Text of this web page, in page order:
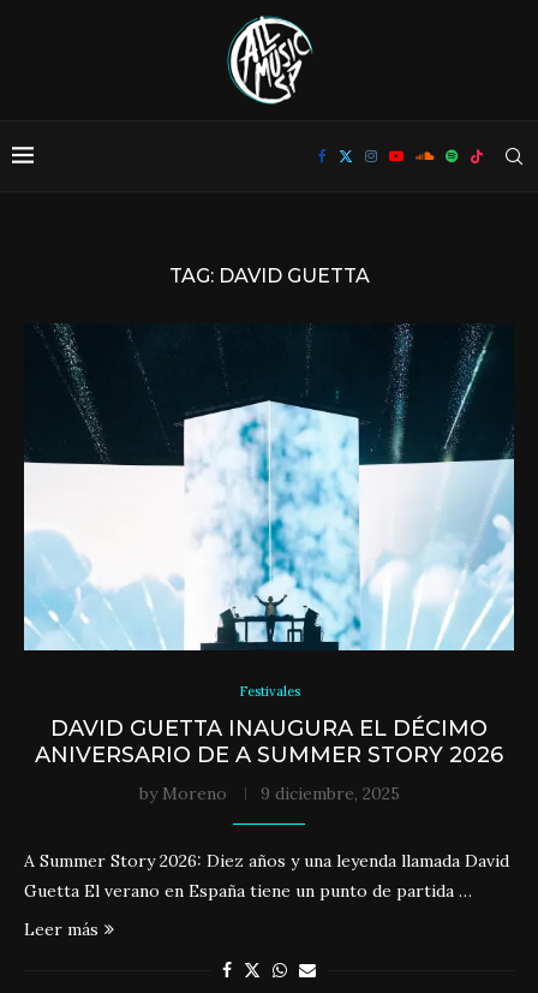
TAG: DAVID GUETTA
Festivales
DAVID GUETTA INAUGURA EL DÉCIMO
ANIVERSARIO DE A SUMMER STORY 2026
by Moreno 9 diciembre, 2025
A Summer Story 2026: Diez años y una leyenda llamada David
Guetta El verano en España tiene un punto de partida …
Leer más